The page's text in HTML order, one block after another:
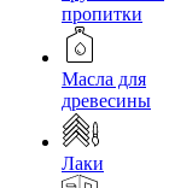
пропитки
Масла для
древесины
Лаки